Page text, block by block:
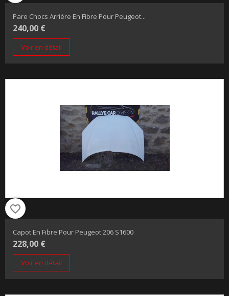
Pare Chocs Arrière En Fibre Pour Peugeot...
240,00 €
Voir en détail
favorite_border
Capot En Fibre Pour Peugeot 206 S1600
228,00 €
Voir en détail